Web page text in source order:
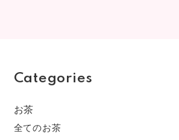
Categories
お茶
全てのお茶